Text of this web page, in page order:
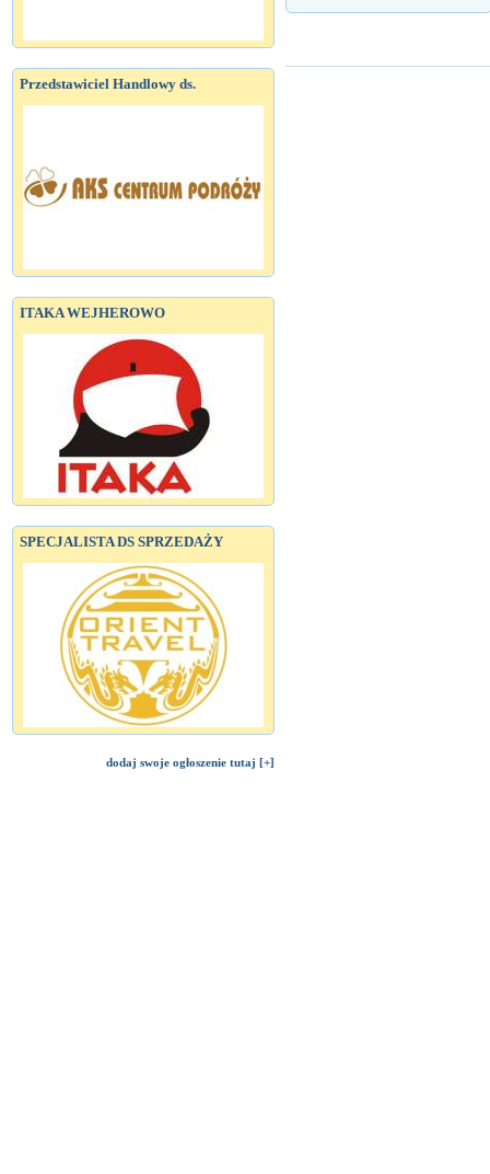
Przedstawiciel Handlowy ds.
ITAKA WEJHEROWO
SPECJALISTA DS SPRZEDAŻY
dodaj swoje ogłoszenie tutaj [+]